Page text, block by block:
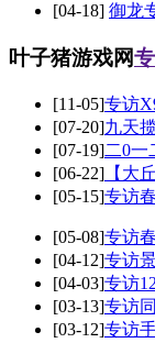
[04-18] 御龙
叶子猪游戏网
[11-05]专访
[07-20]九天
[07-19]二0一
[06-22] 【大
[05-15]专访
[05-08]专访
[04-12]专访
[04-03]专访
[03-13]专访
[03-12]专访